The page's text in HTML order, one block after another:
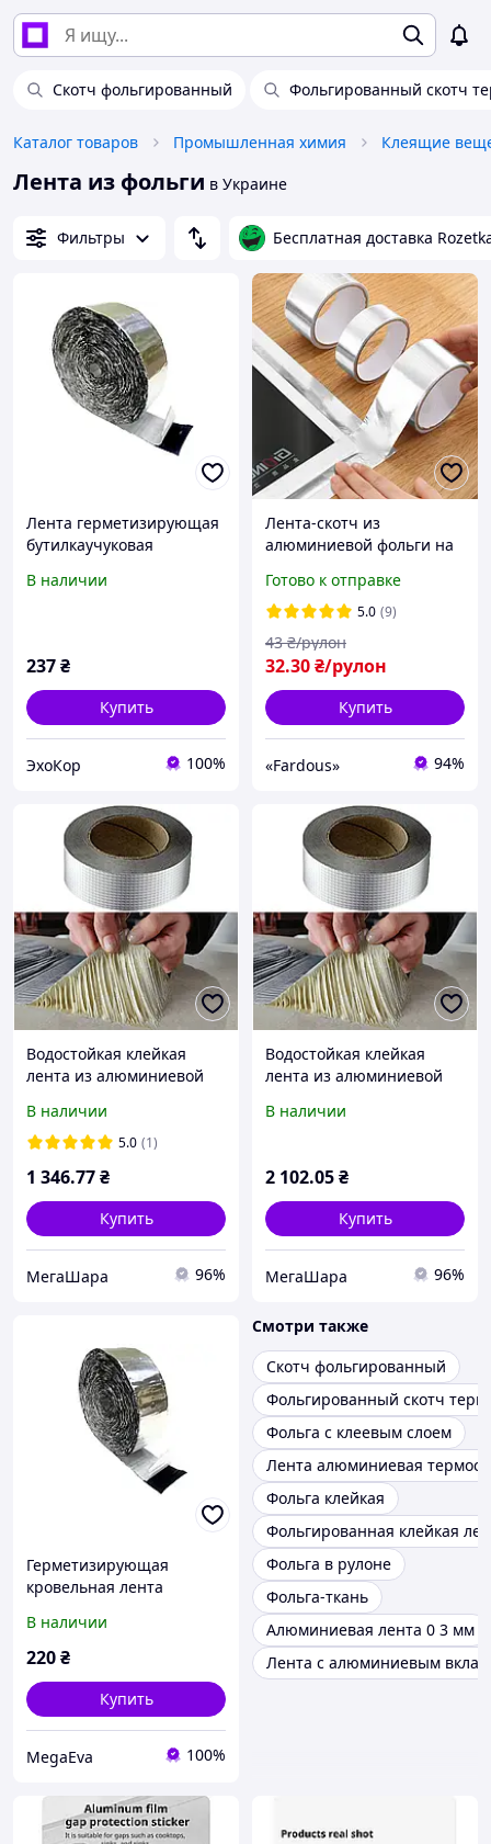
Скотч фольгированный Фольгированный скотч
Каталог товаров Промышленная химия Клеящие
Лента из фольги в Украине
Фильтры Бесплатная доставка
Лента герметизирующая
бутилкаучуковая
фольгированная
В наличии
237₴
Купить
ЭхоКор 100%
Лента-скотч из
алюминиевой фольги на
см*4,8 м
Готово к отправке
5.0 (9)
32.30₴/рулон
43 ₴/рулон
Купить
«Fardous» 94%
Водостойкая клейкая
лента из алюминиевой
герметика 10 м х 100 мм
В наличии
5.0 (1)
1 346.77₴
Купить
МегаШара 96%
Водостойкая клейкая
лента из алюминиевой
герметика 5 м х 300 мм
В наличии
2 102.05₴
Купить
МегаШара 96%
Герметизирующая
кровельная лента
50ммх12м
В наличии
220₴
Купить
MegaEva 100%
Смотри также
Скотч фольгированный
Фольгированный скотч
Фольга с клеевым слоем
Лента алюминиевая
Фольга клейкая
Фольгированная клейкая
Фольга в рулоне
Фольга-ткань
Алюминиевая лента 0 3 мм
Лента с алюминиевым